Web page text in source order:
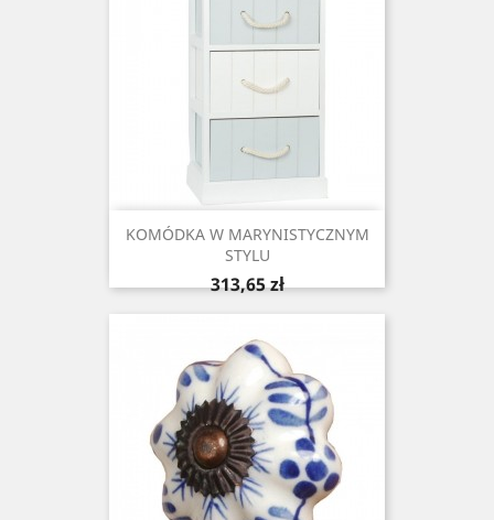
KOMÓDKA W MARYNISTYCZNYM
STYLU
Cena
313,65 zł